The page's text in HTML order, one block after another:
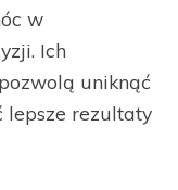
w
Ich
uniknąć
lepsze rezultaty